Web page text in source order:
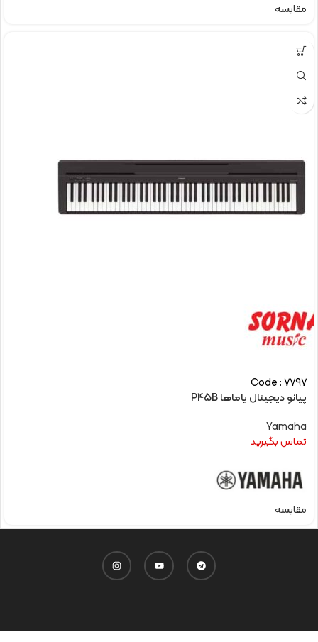
مقایسه
Code : 7797
پیانو دیجیتال یاماها P45B
Yamaha
تماس بگیرید
مقایسه